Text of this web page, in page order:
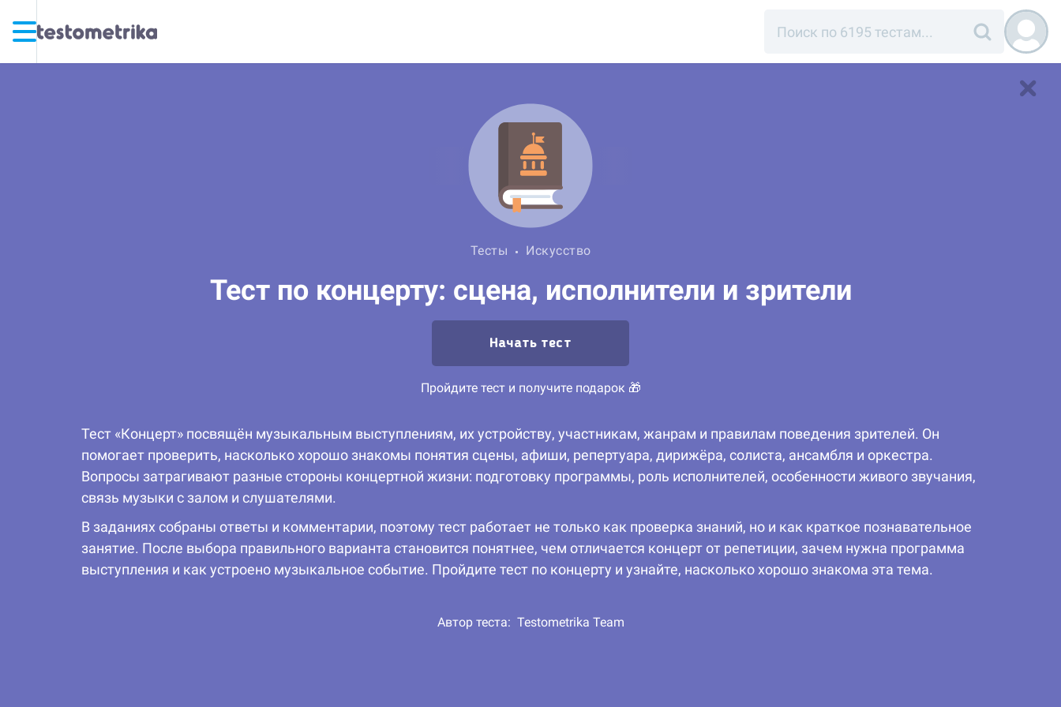
Тесты Искусство
Тест по концерту: сцена, исполнители и зрители
Начать тест
Пройдите тест и получите подарок 🎁
Тест «Концерт» посвящён музыкальным выступлениям, их устройству, участникам, жанрам и правилам поведения зрителей. Он
помогает проверить, насколько хорошо знакомы понятия сцены, афиши, репертуара, дирижёра, солиста, ансамбля и оркестра.
Вопросы затрагивают разные стороны концертной жизни: подготовку программы, роль исполнителей, особенности живого звучания,
связь музыки с залом и слушателями.
В заданиях собраны ответы и комментарии, поэтому тест работает не только как проверка знаний, но и как краткое познавательное
занятие. После выбора правильного варианта становится понятнее, чем отличается концерт от репетиции, зачем нужна программа
выступления и как устроено музыкальное событие. Пройдите тест по концерту и узнайте, насколько хорошо знакома эта тема.
Автор теста: Testometrika Team